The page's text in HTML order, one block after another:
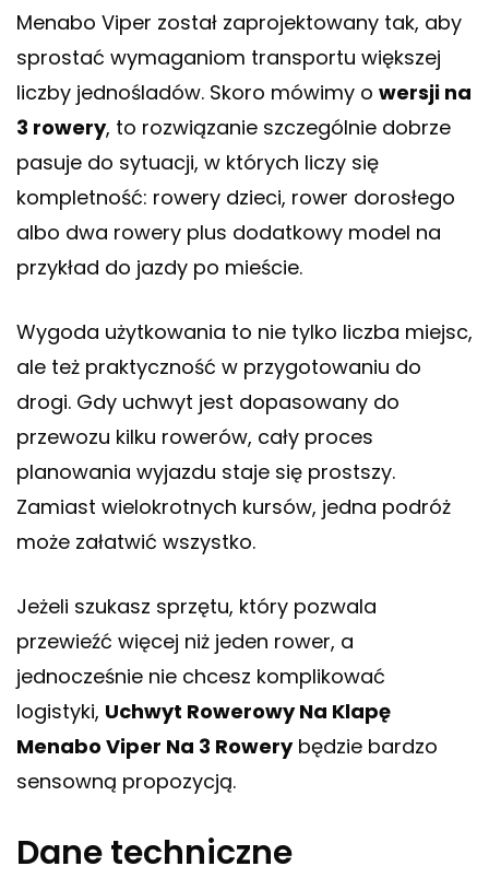
Menabo Viper został zaprojektowany tak, aby
sprostać wymaganiom transportu większej
liczby jednośladów. Skoro mówimy o wersji na
3 rowery, to rozwiązanie szczególnie dobrze
pasuje do sytuacji, w których liczy się
kompletność: rowery dzieci, rower dorosłego
albo dwa rowery plus dodatkowy model na
przykład do jazdy po mieście.
Wygoda użytkowania to nie tylko liczba miejsc,
ale też praktyczność w przygotowaniu do
drogi. Gdy uchwyt jest dopasowany do
przewozu kilku rowerów, cały proces
planowania wyjazdu staje się prostszy.
Zamiast wielokrotnych kursów, jedna podróż
może załatwić wszystko.
Jeżeli szukasz sprzętu, który pozwala
przewieźć więcej niż jeden rower, a
jednocześnie nie chcesz komplikować
logistyki, Uchwyt Rowerowy Na Klapę
Menabo Viper Na 3 Rowerybędzie bardzo
sensowną propozycją.
Dane techniczne